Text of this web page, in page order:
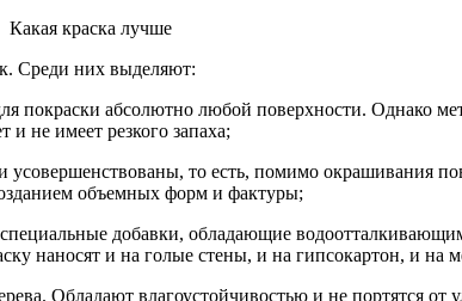
Какая краска лучше
Среди них выделяют:
покраски абсолютно любой поверхности. Однако
и не имеет резкого запаха;
то есть, помимо окрашивания
объемных форм и фактуры;
добавки, обладающие
наносят и на голые стены, и на гипсокартон, и на
Обладают влагоустойчивостью и не портятся от